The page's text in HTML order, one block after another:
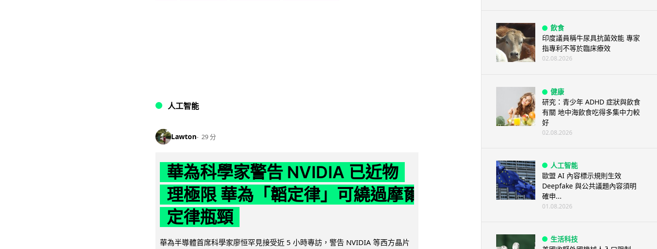
人工智能
Lawton 29 分
華為科學家警告 NVIDIA 已近物
理極限 華為「韜定律」可繞過摩爾
定律瓶頸
華為半導體首席科學家廖恒罕見接受近 5 小時專訪，警告 NVIDIA 等西方晶片
飲食
印度議員稱牛尿具抗菌效能 專家
指專利不等於臨床療效
02.08.2026
健康
研究：青少年 ADHD 症狀與飲食
有關 地中海飲食吃得多集中力較
好
02.08.2026
人工智能
歐盟 AI 內容標示規則生效
Deepfake 與公共議題內容須明
確申...
01.08.2026
生活科技